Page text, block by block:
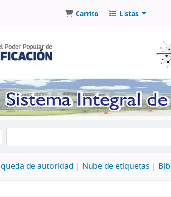
Carrito Listas
Buscar en el catálogo por palabra clave
de autoridad Nube de etiquetas